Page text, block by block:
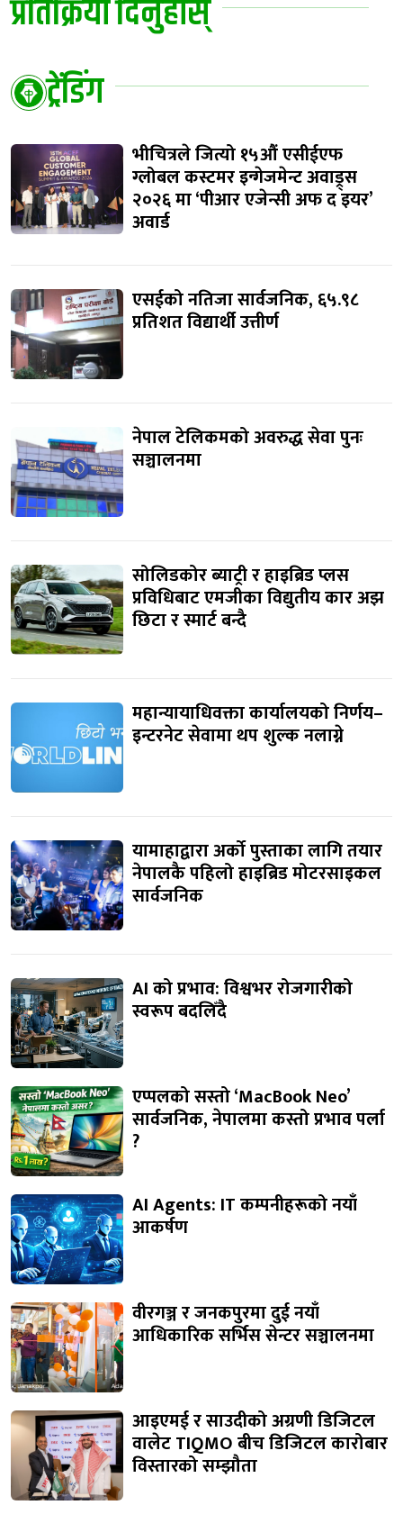
प्रतिक्रिया दिनुहोस्
ट्रेंडिंग
भीचित्रले जित्यो १५औं एसीईएफ
ग्लोबल कस्टमर इन्गेजमेन्ट अवाड्र्स
२०२६ मा ‘पीआर एजेन्सी अफ द इयर’
अवार्ड
एसईको नतिजा सार्वजनिक, ६५.९८
प्रतिशत विद्यार्थी उत्तीर्ण
नेपाल टेलिकमको अवरुद्ध सेवा पुनः
सञ्चालनमा
सोलिडकोर ब्याट्री र हाइब्रिड प्लस
प्रविधिबाट एमजीका विद्युतीय कार अझ
छिटा र स्मार्ट बन्दै
महान्यायाधिवक्ता कार्यालयको निर्णय–
इन्टरनेट सेवामा थप शुल्क नलाग्ने
यामाहाद्वारा अर्को पुस्ताका लागि तयार
नेपालकै पहिलो हाइब्रिड मोटरसाइकल
सार्वजनिक
AI को प्रभाव: विश्वभर रोजगारीको
स्वरूप बदलिँदै
एप्पलको सस्तो ‘MacBook Neo’
सार्वजनिक, नेपालमा कस्तो प्रभाव पर्ला
?
AI Agents: IT कम्पनीहरूको नयाँ
आकर्षण
वीरगञ्ज र जनकपुरमा दुई नयाँ
आधिकारिक सर्भिस सेन्टर सञ्चालनमा
आइएमई र साउदीको अग्रणी डिजिटल
वालेट TIQMO बीच डिजिटल कारोबार
विस्तारको सम्झौता